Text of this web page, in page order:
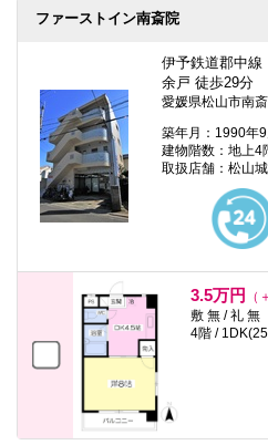
ファーストイン南斎院
伊予鉄道郡中線
余戸 徒歩29分
愛媛県松山市南
築年月：1990年9
建物階数：地上4
取扱店舗：松山
3.5万円
（
敷 無 / 礼 無
4階 /